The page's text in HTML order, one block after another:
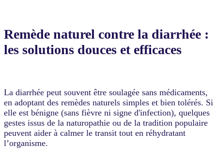
Remède naturel contre la diarrhée :
les solutions douces et efficaces
La diarrhée peut souvent être soulagée sans médicaments,
en adoptant des remèdes naturels simples et bien tolérés. Si
elle est bénigne (sans fièvre ni signe d'infection), quelques
gestes issus de la naturopathie ou de la tradition populaire
peuvent aider à calmer le transit tout en réhydratant
l’organisme.